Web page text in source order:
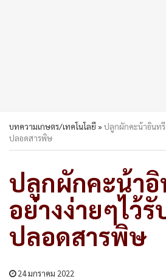
บทความเกษตร/เทคโนโลยี »ปลูกผักคะน้าอินทรี
ปลอดสารพิษ
ปลูกผักคะน้าอิ
อย่างง่ายๆไว้
ปลอดสารพิษ
24 มกราคม 2022